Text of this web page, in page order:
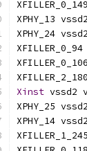
XPHY_13
XPHY_24
Xinst vssd2
XPHY_25
XPHY_14